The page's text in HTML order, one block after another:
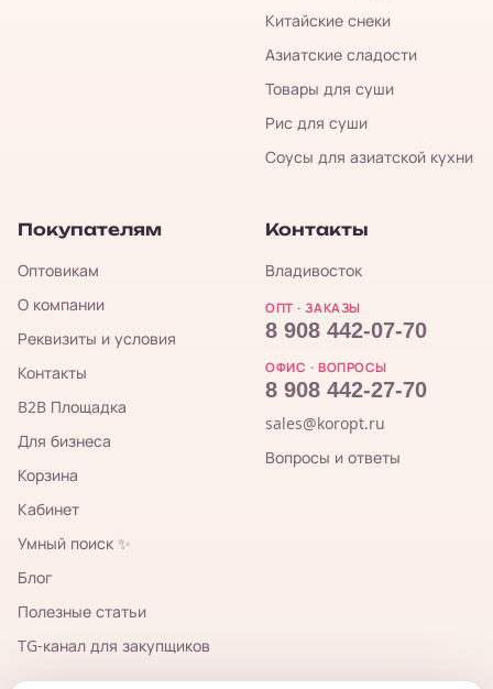
Китайские снеки
Азиатские сладости
Товары для суши
Рис для суши
Соусы для азиатской кухни
Покупателям
Оптовикам
О компании
Реквизиты и условия
Контакты
B2B Площадка
Для бизнеса
Корзина
Кабинет
Умный поиск ✨
Блог
Полезные статьи
TG-канал для закупщиков
Контакты
Владивосток
ОПТ · ЗАКАЗЫ
8 908 442-07-70
ОФИС · ВОПРОСЫ
8 908 442-27-70
sales@koropt.ru
Вопросы и ответы